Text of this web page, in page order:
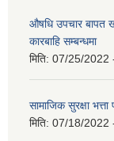
औषधि उपचार बापत
कारबाहि सम्बन्धमा
मिति: 07/25/2022
सामाजिक सुरक्षा
मिति: 07/18/2022